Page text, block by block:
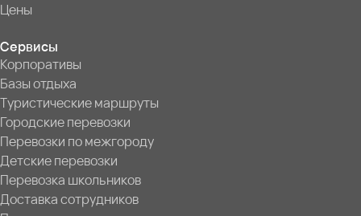
Цены
Сервисы
Корпоративы
Базы отдыха
Туристические маршруты
Городские перевозки
Перевозки по межгороду
Детские перевозки
Перевозка школьников
Доставка сотрудников